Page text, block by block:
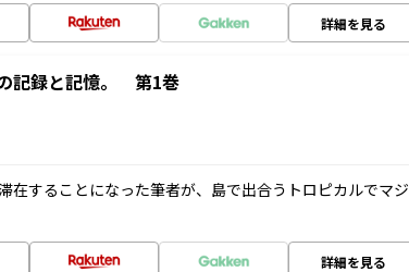
詳細を見る
記録と記憶。 第1巻
在することになった筆者が、島で出合うトロピカルでマジ
詳細を見る